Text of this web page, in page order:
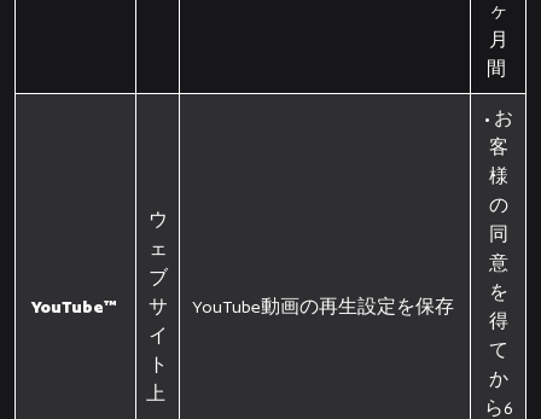
ヶ
月
間
YouTube™
ウ
ェ
ブ
サ
イ
ト
上
YouTube動画の再生設定を保存
• お
客
様
の
同
意
を
得
て
か
ら6